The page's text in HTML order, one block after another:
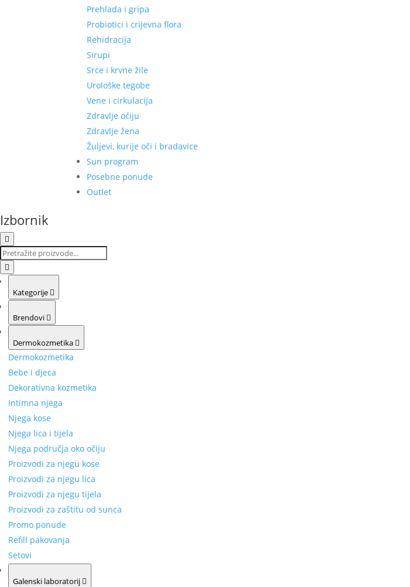
Prehlada i gripa
Probiotici i crijevna flora
Rehidracija
Sirupi
Srce i krvne žile
Urološke tegobe
Vene i cirkulacija
Zdravlje očiju
Zdravlje žena
Žuljevi, kurije oči i bradavice
Sun program
Posebne ponude
Outlet
Izbornik
Kategorije
Brendovi
Dermokozmetika
Dermokozmetika
Bebe i djeca
Dekorativna kozmetika
Intimna njega
Njega kose
Njega lica i tijela
Njega područja oko očiju
Proizvodi za njegu kose
Proizvodi za njegu lica
Proizvodi za njegu tijela
Proizvodi za zaštitu od sunca
Promo ponude
Refill pakovanja
Setovi
Galenski laboratorij